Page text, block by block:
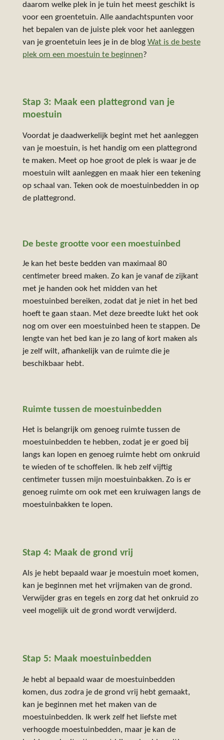
daarom welke plek in je tuin het meest geschikt is
voor een groentetuin. Alle aandachtspunten voor
het bepalen van de juiste plek voor het aanleggen
van je groentetuin lees je in de blog Wat is de beste
plek om een moestuin te beginnen?
Stap 3: Maak een plattegrond van je
moestuin
Voordat je daadwerkelijk begint met het aanleggen
van je moestuin, is het handig om een plattegrond
te maken. Meet op hoe groot de plek is waar je de
moestuin wilt aanleggen en maak hier een tekening
op schaal van. Teken ook de moestuinbedden in op
de plattegrond.
De beste grootte voor een moestuinbed
Je kan het beste bedden van maximaal 80
centimeter breed maken. Zo kan je vanaf de zijkant
met je handen ook het midden van het
moestuinbed bereiken, zodat dat je niet in het bed
hoeft te gaan staan. Met deze breedte lukt het ook
nog om over een moestuinbed heen te stappen. De
lengte van het bed kan je zo lang of kort maken als
je zelf wilt, afhankelijk van de ruimte die je
beschikbaar hebt.
Ruimte tussen de moestuinbedden
Het is belangrijk om genoeg ruimte tussen de
moestuinbedden te hebben, zodat je er goed bij
langs kan lopen en genoeg ruimte hebt om onkruid
te wieden of te schoffelen. Ik heb zelf vijftig
centimeter tussen mijn moestuinbakken. Zo is er
genoeg ruimte om ook met een kruiwagen langs de
moestuinbakken te lopen.
Stap 4: Maak de grond vrij
Als je hebt bepaald waar je moestuin moet komen,
kan je beginnen met het vrijmaken van de grond.
Verwijder gras en tegels en zorg dat het onkruid zo
veel mogelijk uit de grond wordt verwijderd.
Stap 5: Maak moestuinbedden
Je hebt al bepaald waar de moestuinbedden
komen, dus zodra je de grond vrij hebt gemaakt,
kan je beginnen met het maken van de
moestuinbedden. Ik werk zelf het liefste met
verhoogde moestuinbedden, maar je kan de